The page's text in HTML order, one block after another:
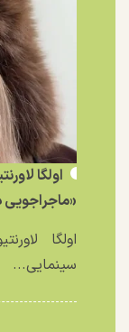
اولگا
«ماجراجویی
اولگا
سینمایی...